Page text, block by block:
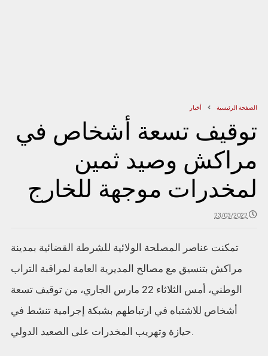
الصفحة الرئيسية أخبار
توقيف تسعة أشخاص في
مراكش وصيد ثمين
لمخدرات موجهة للخارج
23/03/2022
تمكنت عناصر المصلحة الولائية للشرطة القضائية بمدينة
مراكش بتنسيق مع مصالح المديرية العامة لمراقبة التراب
الوطني، أمس الثلاثاء 22 مارس الجاري، من توقيف تسعة
أشخاص للاشتباه في ارتباطهم بشبكة إجرامية تنشط في
حيازة وتهريب المخدرات على الصعيد الدولي.